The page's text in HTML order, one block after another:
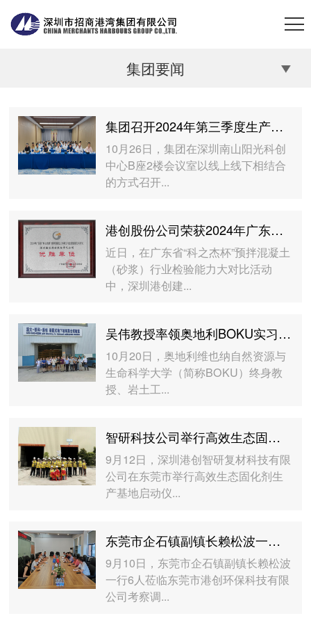
集团要闻
集团召开2024年第三季度生产经营工作会议
10月26日，集团在深圳南山阳光科创
中心B座2楼会议室以线上线下相结合
的方式召开...
港创股份公司荣获2024年广东省“科之杰杯”预拌混凝土（砂浆）行业检验能力大对比“优胜单位”称号
近日，在广东省“科之杰杯”预拌混凝土
（砂浆）行业检验能力大对比活动
中，深圳港创建...
吴伟教授率领奥地利BOKU实习考察团参观考察深大-铁科-港创联合实验室
10月20日，奥地利维也纳自然资源与
生命科学大学（简称BOKU）终身教
授、岩土工...
智研科技公司举行高效生态固化剂生产基地启动仪式
9月12日，深圳港创智研复材科技有限
公司在东莞市举行高效生态固化剂生
产基地启动仪...
东莞市企石镇副镇长赖松波一行莅临东莞港创环保公司考察调研
9月10日，东莞市企石镇副镇长赖松波
一行6人莅临东莞市港创环保科技有限
公司考察调...